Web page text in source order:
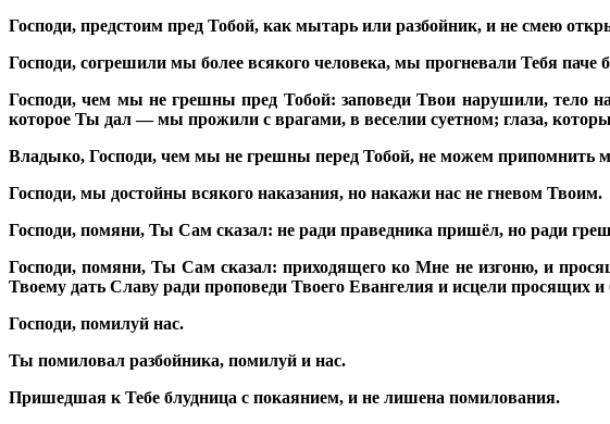
Господи, предстоим пред Тобой, как мытарь или разбойник, и не смею
Господи, согрешили мы более всякого человека, мы прогневали Тебя паче
Господи, чем мы не грешны пред Тобой: заповеди Твои нарушили,
которое Ты дал — мы прожили с врагами, в веселии суетном; глаза,
Владыко, Господи, чем мы не грешны перед Тобой, не можем припомнить
Господи, мы достойны всякого наказания, но накажи нас не гневом Твоим.
Господи, помяни, Ты Сам сказал: не ради праведника пришёл, но ради
Господи, помяни, Ты Сам сказал: приходящего ко Мне не изгоню, и
Твоему дать Славу ради проповеди Твоего Евангелия и исцели просящих
Господи, помилуй нас.
Ты помиловал разбойника, помилуй и нас.
Пришедшая к Тебе блудница с покаянием, и не лишена помилования.